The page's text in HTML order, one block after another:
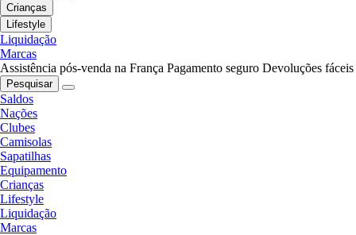
Crianças
Lifestyle
Liquidação
Marcas
Assistência pós-venda na França Pagamento seguro Devoluções fáceis
Pesquisar
Saldos
Nações
Clubes
Camisolas
Sapatilhas
Equipamento
Crianças
Lifestyle
Liquidação
Marcas